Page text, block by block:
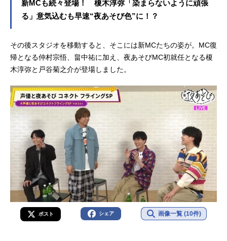
新MCも続々登場！ 榎木淳弥「染まらないように頑張
る」意気込むも早速“夜あそび色”に！？
その後スタジオを移動すると、そこには新MCたちの姿が。MC復
帰となる仲村宗悟、畠中祐に加え、夜あそびMC初就任となる榎
木淳弥と戸谷菊之介が登場しました。
ポスト シェア 画像一覧 (10件)